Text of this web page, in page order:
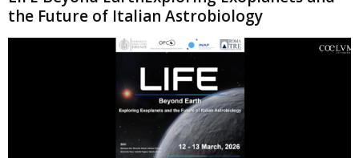
the Future of Italian Astrobiology